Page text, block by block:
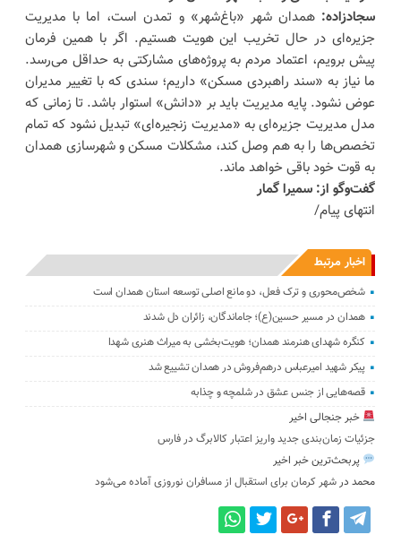
سجادزاده: همدان شهر «باغ‌شهر» و تمدن است، اما با مدیریت
جزیره‌ای در حال تخریب این هویت هستیم. اگر با همین فرمان
پیش برویم، اعتماد مردم به پروژه‌های مشارکتی به حداقل می‌رسد.
ما نیاز به «سند راهبردی مسکن» داریم؛ سندی که با تغییر مدیران
عوض نشود. پایه مدیریت باید بر «دانش» استوار باشد. تا زمانی که
مدل مدیریت جزیره‌ای به «مدیریت زنجیره‌ای» تبدیل نشود که تمام
تخصص‌ها را به هم وصل کند، مشکلات مسکن و شهرسازی همدان
به قوت خود باقی خواهد ماند.
گفت‌وگو از: سمیرا گمار
انتهای پیام/
اخبار مرتبط
شخص‌محوری و ترک فعل، دو مانع اصلی توسعه استان همدان است
همدان در مسیر حسین(ع)؛ جاماندگان، زائران دل شدند
کنگره شهدای هنرمند همدان؛ هویت‌بخشی به میراث هنری شهدا
پیکر شهید امیرعباس درهم‌فروش در همدان تشییع شد
قصه‌هایی از جنس عشق در شلمچه و چذابه
خبر جنجالی اخیر
جزئیات زمان‌بندی جدید واریز اعتبار کالابرگ در فارس
پربحث‌ترین خبر اخیر
محمد درشهر کرمان برای استقبال از مسافران نوروزی آماده می‌شود